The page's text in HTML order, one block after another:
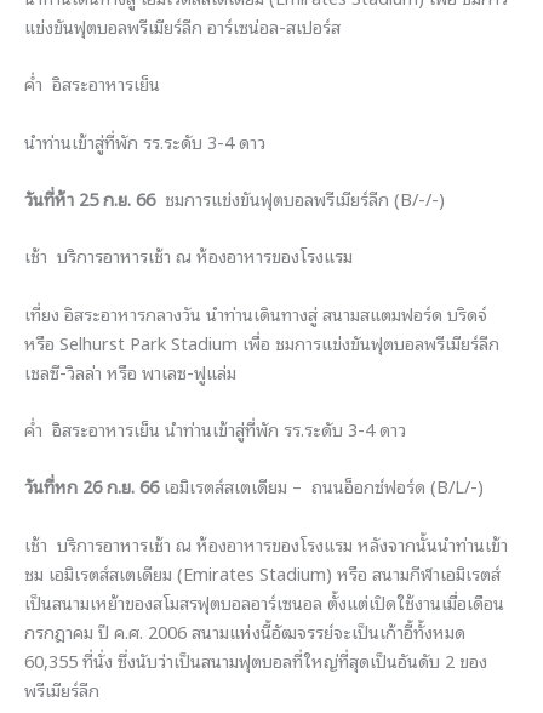
แข่งขันฟุตบอลพรีเมียร์ลีก อาร์เซน่อล-สเปอร์ส
ค่ำ อิสระอาหารเย็น
นำท่านเข้าสู่ที่พัก รร.ระดับ 3-4 ดาว
วันที่ห้า 25 ก.ย. 66ชมการแข่งขันฟุตบอลพรีเมียร์ลีก (B/-/-)
เช้า บริการอาหารเช้า ณ ห้องอาหารของโรงแรม
เที่ยง อิสระอาหารกลางวัน นำท่านเดินทางสู่ สนามสแตมฟอร์ด บริดจ์
หรือ Selhurst Park Stadium เพื่อ ชมการแข่งขันฟุตบอลพรีเมียร์ลีก
เชลซี-วิลล่า หรือ พาเลซ-ฟูแล่ม
ค่ำ อิสระอาหารเย็น นำท่านเข้าสู่ที่พัก รร.ระดับ 3-4 ดาว
วันที่หก 26 ก.ย. 66เอมิเรตส์สเตเดียม – ถนนอ็อกซ์ฟอร์ด (B/L/-)
เช้า บริการอาหารเช้า ณ ห้องอาหารของโรงแรม หลังจากนั้นนำท่านเข้า
ชม เอมิเรตส์สเตเดียม (Emirates Stadium) หรือ สนามกีฬาเอมิเรตส์
เป็นสนามเหย้าของสโมสรฟุตบอลอาร์เซนอล ตั้งแต่เปิดใช้งานเมื่อเดือน
กรกฎาคม ปี ค.ศ. 2006 สนามแห่งนี้อัฒจรรย์จะเป็นเก้าอี้ทั้งหมด
60,355 ที่นั่ง ซึ่งนับว่าเป็นสนามฟุตบอลที่ใหญ่ที่สุดเป็นอันดับ 2 ของ
พรีเมียร์ลีก